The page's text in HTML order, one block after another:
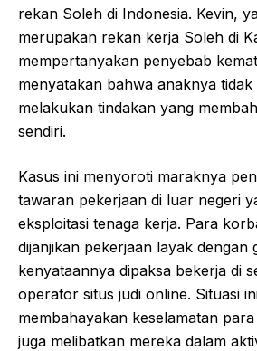
rekan Soleh di Indonesia. Kevin,
merupakan rekan kerja Soleh di
mempertanyakan penyebab
menyatakan bahwa anaknya
melakukan tindakan yang
sendiri.
Kasus ini menyoroti maraknya
tawaran pekerjaan di luar negeri
eksploitasi tenaga kerja. Para
dijanjikan pekerjaan layak dengan
kenyataannya dipaksa bekerja di
operator situs judi online. Situasi
membahayakan keselamatan
juga melibatkan mereka dalam